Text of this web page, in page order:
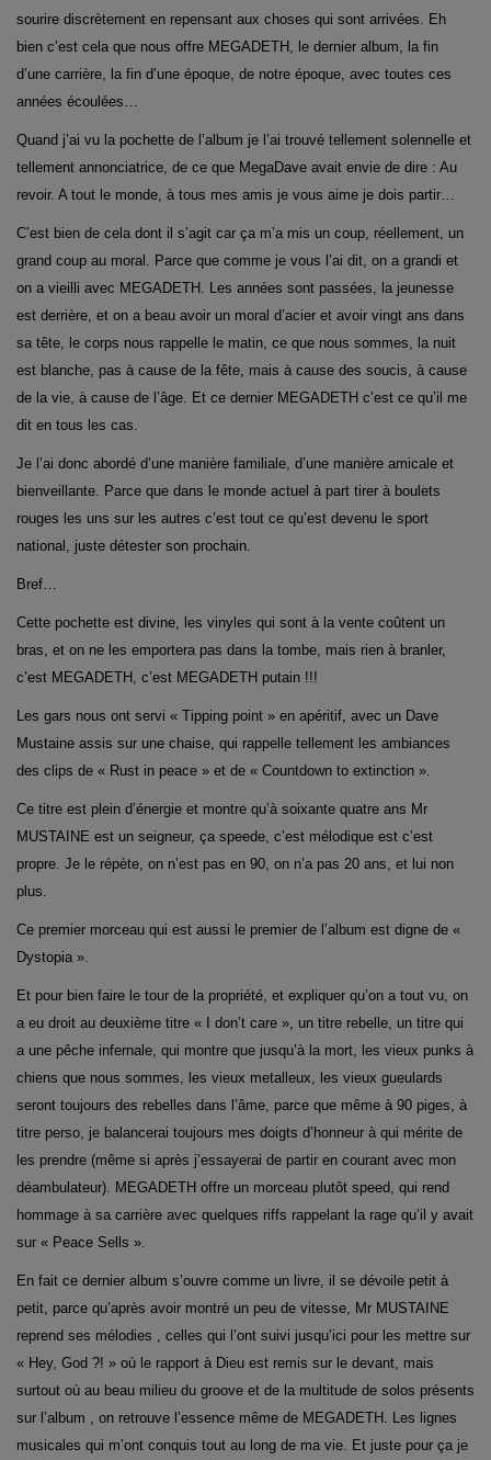
sourire discrètement en repensant aux choses qui sont arrivées. Eh
bien c’est cela que nous offre MEGADETH, le dernier album, la fin
d’une carrière, la fin d’une époque, de notre époque, avec toutes ces
années écoulées…
Quand j’ai vu la pochette de l’album je l’ai trouvé tellement solennelle et
tellement annonciatrice, de ce que MegaDave avait envie de dire : Au
revoir. A tout le monde, à tous mes amis je vous aime je dois partir…
C’est bien de cela dont il s’agit car ça m’a mis un coup, réellement, un
grand coup au moral. Parce que comme je vous l’ai dit, on a grandi et
on a vieilli avec MEGADETH. Les années sont passées, la jeunesse
est derrière, et on a beau avoir un moral d’acier et avoir vingt ans dans
sa tête, le corps nous rappelle le matin, ce que nous sommes, la nuit
est blanche, pas à cause de la fête, mais à cause des soucis, à cause
de la vie, à cause de l’âge. Et ce dernier MEGADETH c’est ce qu’il me
dit en tous les cas.
Je l’ai donc abordé d’une manière familiale, d’une manière amicale et
bienveillante. Parce que dans le monde actuel à part tirer à boulets
rouges les uns sur les autres c’est tout ce qu’est devenu le sport
national, juste détester son prochain.
Bref…
Cette pochette est divine, les vinyles qui sont à la vente coûtent un
bras, et on ne les emportera pas dans la tombe, mais rien à branler,
c’est MEGADETH, c’est MEGADETH putain !!!
Les gars nous ont servi « Tipping point » en apéritif, avec un Dave
Mustaine assis sur une chaise, qui rappelle tellement les ambiances
des clips de « Rust in peace » et de « Countdown to extinction ».
Ce titre est plein d’énergie et montre qu’à soixante quatre ans Mr
MUSTAINE est un seigneur, ça speede, c’est mélodique est c’est
propre. Je le répète, on n’est pas en 90, on n’a pas 20 ans, et lui non
plus.
Ce premier morceau qui est aussi le premier de l’album est digne de «
Dystopia ».
Et pour bien faire le tour de la propriété, et expliquer qu’on a tout vu, on
a eu droit au deuxième titre « I don’t care », un titre rebelle, un titre qui
a une pêche infernale, qui montre que jusqu’à la mort, les vieux punks à
chiens que nous sommes, les vieux metalleux, les vieux gueulards
seront toujours des rebelles dans l’âme, parce que même à 90 piges, à
titre perso, je balancerai toujours mes doigts d’honneur à qui mérite de
les prendre (même si après j’essayerai de partir en courant avec mon
déambulateur). MEGADETH offre un morceau plutôt speed, qui rend
hommage à sa carrière avec quelques riffs rappelant la rage qu’il y avait
sur « Peace Sells ».
En fait ce dernier album s’ouvre comme un livre, il se dévoile petit à
petit, parce qu’après avoir montré un peu de vitesse, Mr MUSTAINE
reprend ses mélodies , celles qui l’ont suivi jusqu’ici pour les mettre sur
« Hey, God ?! » où le rapport à Dieu est remis sur le devant, mais
surtout où au beau milieu du groove et de la multitude de solos présents
sur l’album , on retrouve l’essence même de MEGADETH. Les lignes
musicales qui m’ont conquis tout au long de ma vie. Et juste pour ça je